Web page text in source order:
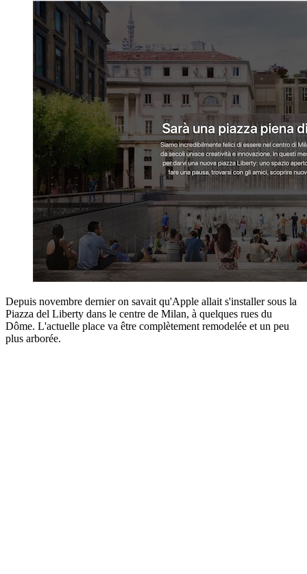
Depuis novembre dernier on savait qu'Apple allait s'installer sous la
Piazza del Liberty dans le centre de Milan, à quelques rues du
Dôme. L'actuelle place va être complètement remodelée et un peu
plus arborée.